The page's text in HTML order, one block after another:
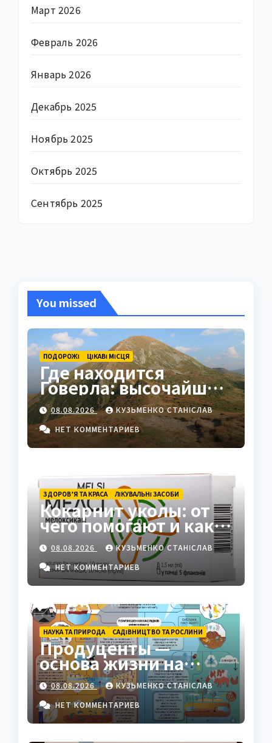
Март 2026
Февраль 2026
Январь 2026
Декабрь 2025
Ноябрь 2025
Октябрь 2025
Сентябрь 2025
You missed
ПОДОРОЖІ ЦІКАВІ МІСЦЯ
Где находится
Говерла: высочайшая
вершина Украины в
сердце Карпат
08.08.2026
КУЗЬМЕНКО СТАНІСЛАВ
НЕТ КОММЕНТАРИЕВ
ЗДОРОВ’Я ТА КРАСА ЛІКУВАЛЬНІ ЗАСОБИ
Кокарнит уколы: от
чего помогают и как
работают
08.08.2026
КУЗЬМЕНКО СТАНІСЛАВ
НЕТ КОММЕНТАРИЕВ
НАУКА ТА ПРИРОДА САДІВНИЦТВО ТА РОСЛИНИ
Продуценты —
основа жизни на
Земле: полный гид
08.08.2026
КУЗЬМЕНКО СТАНІСЛАВ
НЕТ КОММЕНТАРИЕВ